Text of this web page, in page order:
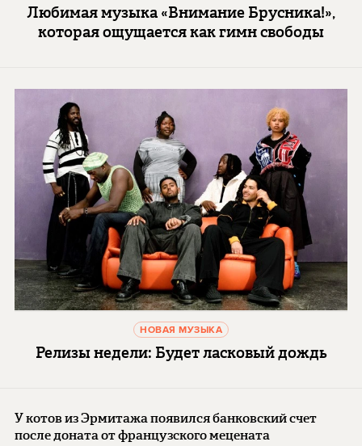
Любимая музыка «Внимание Брусника!»,
которая ощущается как гимн свободы
НОВАЯ МУЗЫКА
Релизы недели: Будет ласковый дождь
У котов из Эрмитажа появился банковский счет
после доната от французского мецената